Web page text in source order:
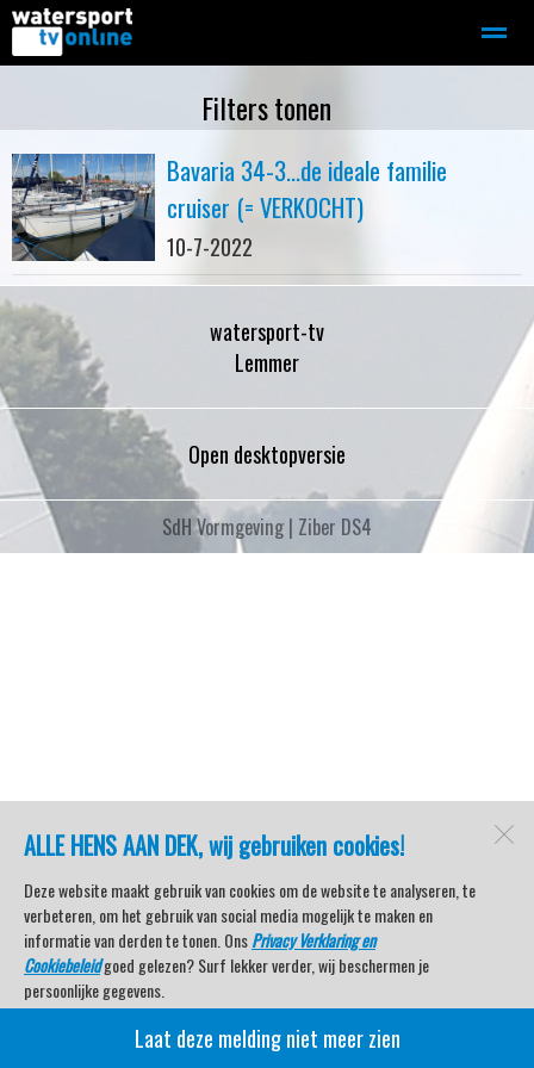
Motorboot-sloep Adverteren
Home
ALLE HENS AAN DEK, wij gebruiken cookies!
Deze website maakt gebruik van cookies om de website te analyseren, te
verbeteren, om het gebruik van social media mogelijk te maken en
informatie van derden te tonen. OnsPrivacy Verklaring en
Cookiebeleidgoed gelezen? Surf lekker verder, wij beschermen je
persoonlijke gegevens.
Veel kijkplezier met Watersport TV Beleving & Nieuws!
Laat deze melding niet meer zien
Filters tonen
Bavaria 34-3...de ideale familie
cruiser (= VERKOCHT)
10-7-2022
watersport-tv
Lemmer
Open desktopversie
SdH Vormgeving | Ziber DS4